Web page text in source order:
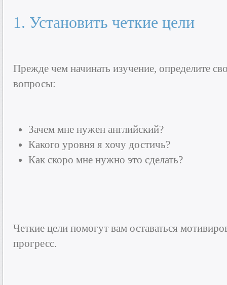
1. Установить четкие цели
Прежде чем начинать изучение, определите
вопросы:
Зачем мне нужен английский?
Какого уровня я хочу достичь?
Как скоро мне нужно это сделать?
Четкие цели помогут вам оставаться
прогресс.